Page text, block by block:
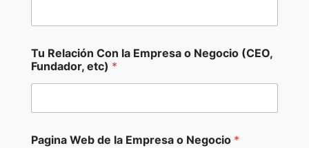
Tu Relación Con la Empresa o Negocio (CEO,
Fundador, etc) *
Pagina Web de la Empresa o Negocio *